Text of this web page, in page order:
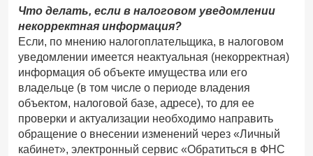
Что делать, если в налоговом уведомлении
некорректная информация?
Если, по мнению налогоплательщика, в налоговом
уведомлении имеется неактуальная (некорректная)
информация об объекте имущества или его
владельце (в том числе о периоде владения
объектом, налоговой базе, адресе), то для ее
проверки и актуализации необходимо направить
обращение о внесении изменений через «Личный
кабинет», электронный сервис «Обратиться в ФНС